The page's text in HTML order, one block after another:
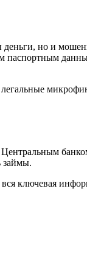
но и
займы.
ключевая